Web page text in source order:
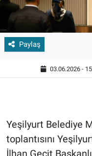
Paylaş
03.06.2026 -
Yeşilyurt Belediye
toplantısını
İlhan Geçit